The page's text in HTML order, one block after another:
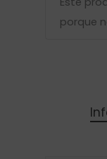
porque